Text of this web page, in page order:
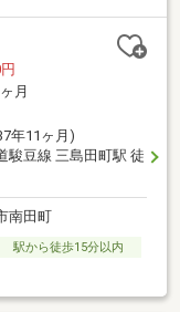
月
年11ヶ月)
駿豆線 三島田町駅 徒
南田町
駅から徒歩15分以内